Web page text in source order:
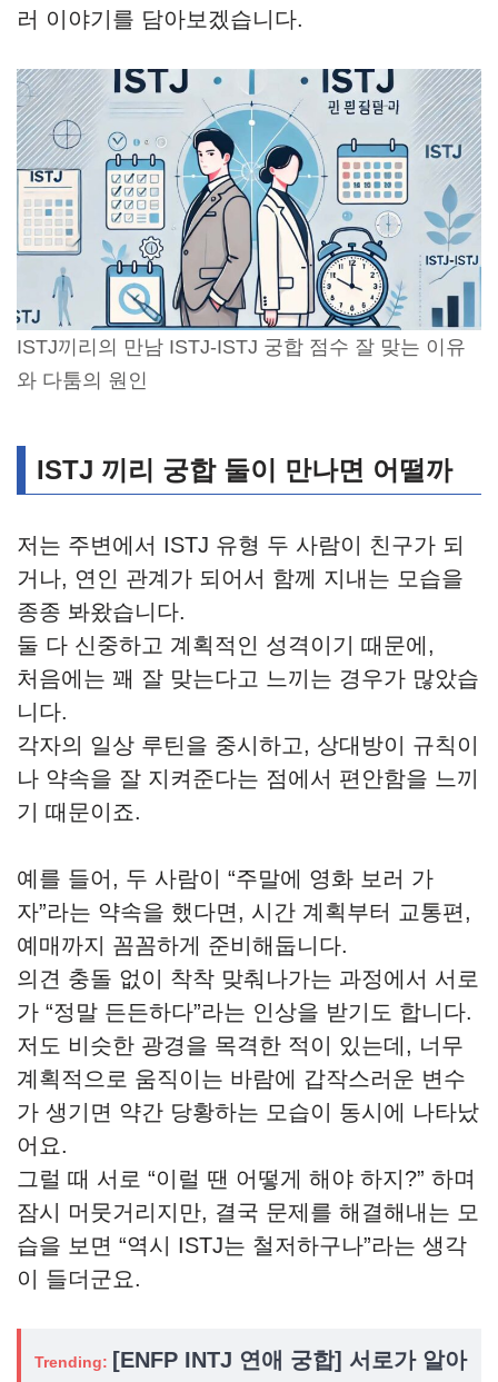
러 이야기를 담아보겠습니다.
ISTJ끼리의 만남 ISTJ-ISTJ 궁합 점수 잘 맞는 이유
와 다툼의 원인
ISTJ 끼리 궁합 둘이 만나면 어떨까
저는 주변에서 ISTJ 유형 두 사람이 친구가 되
거나, 연인 관계가 되어서 함께 지내는 모습을
종종 봐왔습니다.
둘 다 신중하고 계획적인 성격이기 때문에,
처음에는 꽤 잘 맞는다고 느끼는 경우가 많았습
니다.
각자의 일상 루틴을 중시하고, 상대방이 규칙이
나 약속을 잘 지켜준다는 점에서 편안함을 느끼
기 때문이죠.
예를 들어, 두 사람이 “주말에 영화 보러 가
자”라는 약속을 했다면, 시간 계획부터 교통편,
예매까지 꼼꼼하게 준비해둡니다.
의견 충돌 없이 착착 맞춰나가는 과정에서 서로
가 “정말 든든하다”라는 인상을 받기도 합니다.
저도 비슷한 광경을 목격한 적이 있는데, 너무
계획적으로 움직이는 바람에 갑작스러운 변수
가 생기면 약간 당황하는 모습이 동시에 나타났
어요.
그럴 때 서로 “이럴 땐 어떻게 해야 하지?” 하며
잠시 머뭇거리지만, 결국 문제를 해결해내는 모
습을 보면 “역시 ISTJ는 철저하구나”라는 생각
이 들더군요.
Trending: [ENFP INTJ 연애 궁합] 서로가 알아